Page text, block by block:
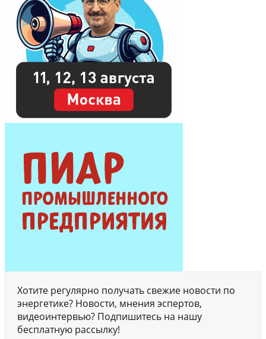
Хотите регулярно получать свежие новости по
энергетике? Новости, мнения эспертов,
видеоинтервью? Подпишитесь на нашу
бесплатную рассылку!